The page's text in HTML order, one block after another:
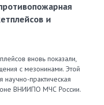
и
вновь показали,
с мезонинами. Этой
практическая
ВНИИПО МЧС России.